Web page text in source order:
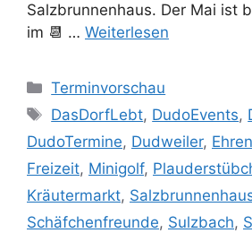
Salzbrunnenhaus. Der Mai ist
im 📆 … Weiterlesen
Kategorien
Terminvorschau
Schlagwörter
DasDorfLebt, DudoEvents,
DudoTermine, Dudweiler,
Freizeit, Minigolf,
Kräutermarkt,
Schäfchenfreunde, Sulzbach,